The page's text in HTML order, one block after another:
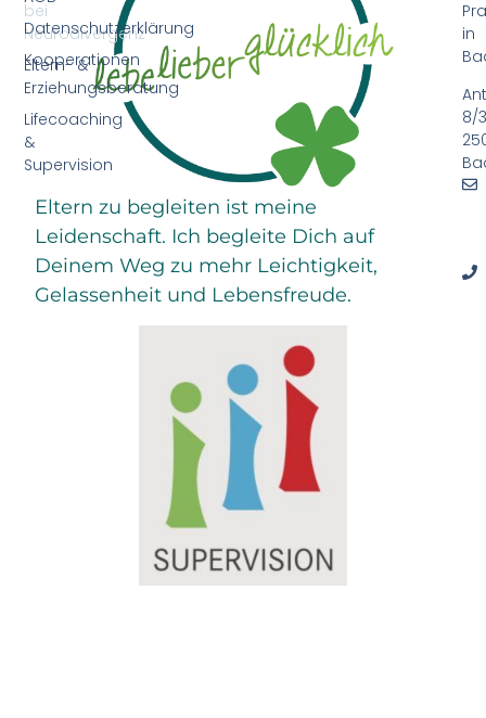
Eltern zu begleiten ist meine
Leidenschaft. Ich begleite Dich auf
Deinem Weg zu mehr Leichtigkeit,
Gelassenheit und Lebensfreude.
bei
Neurodivergenz
Eltern- &
Erziehungsberatung
Lifecoaching
&
Supervision
Datenschutzerklärung
Kooperationen
in
8/